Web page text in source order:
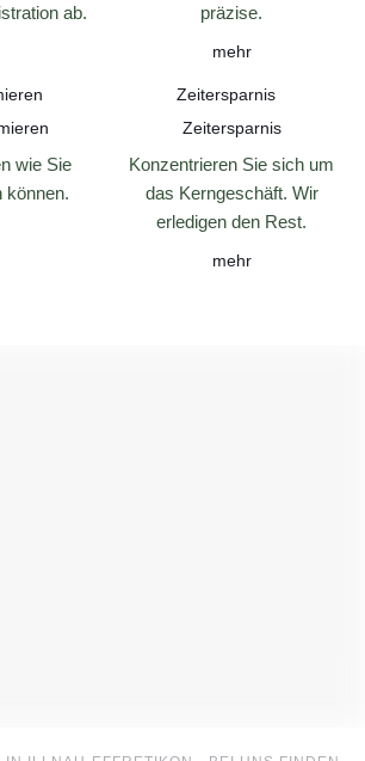
ab.
präzise.
mehr
wie Sie
können.
Zeitersparnis
Zeitersparnis
Konzentrieren Sie sich um
das Kerngeschäft. Wir
erledigen den Rest.
mehr